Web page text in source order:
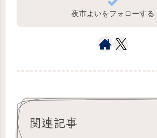
夜市よいをフォローする
関連記事